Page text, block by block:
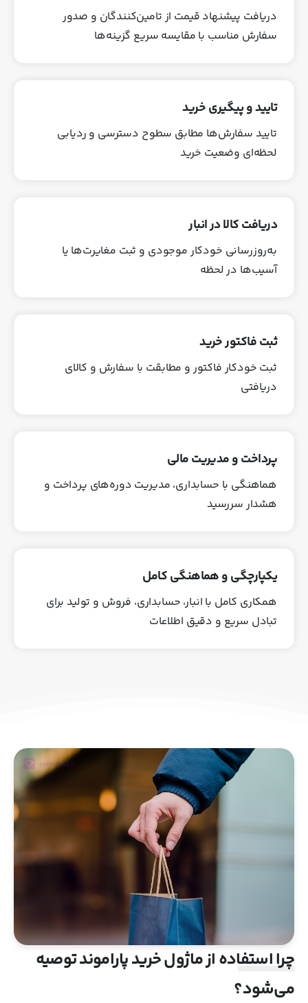
دریافت پیشنهاد قیمت از تامین‌کنندگان و صدور
سفارش مناسب با مقایسه سریع گزینه‌ها
تایید و پیگیری خرید
تایید سفارش‌ها مطابق سطوح دسترسی و ردیابی
لحظه‌ای وضعیت خرید
دریافت کالا در انبار
به‌روزرسانی خودکار موجودی و ثبت مغایرت‌ها یا
آسیب‌ها در لحظه
ثبت فاکتور خرید
ثبت خودکار فاکتور و مطابقت با سفارش و کالای
دریافتی
پرداخت و مدیریت مالی
هماهنگی با حسابداری، مدیریت دوره‌های پرداخت و
هشدار سررسید
یکپارچگی و هماهنگی کامل
همکاری کامل با انبار، حسابداری، فروش و تولید برای
تبادل سریع و دقیق اطلاعات
چرا استفاده از ماژول خرید پاراموند توصیه
می‌شود؟